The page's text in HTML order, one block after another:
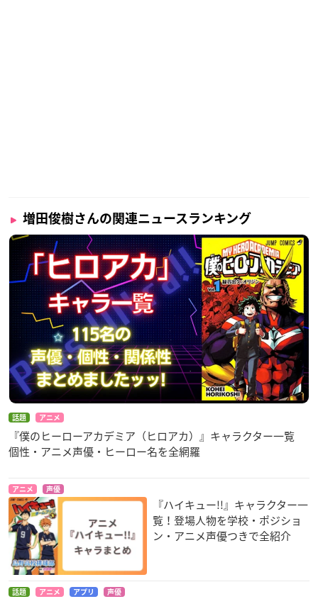
増田俊樹さんの関連ニュースランキング
話題 アニメ
『僕のヒーローアカデミア（ヒロアカ）』キャラクター一覧
個性・アニメ声優・ヒーロー名を全網羅
アニメ 声優
『ハイキュー!!』キャラクター一
覧！登場人物を学校・ポジショ
ン・アニメ声優つきで全紹介
話題 アニメ アプリ 声優